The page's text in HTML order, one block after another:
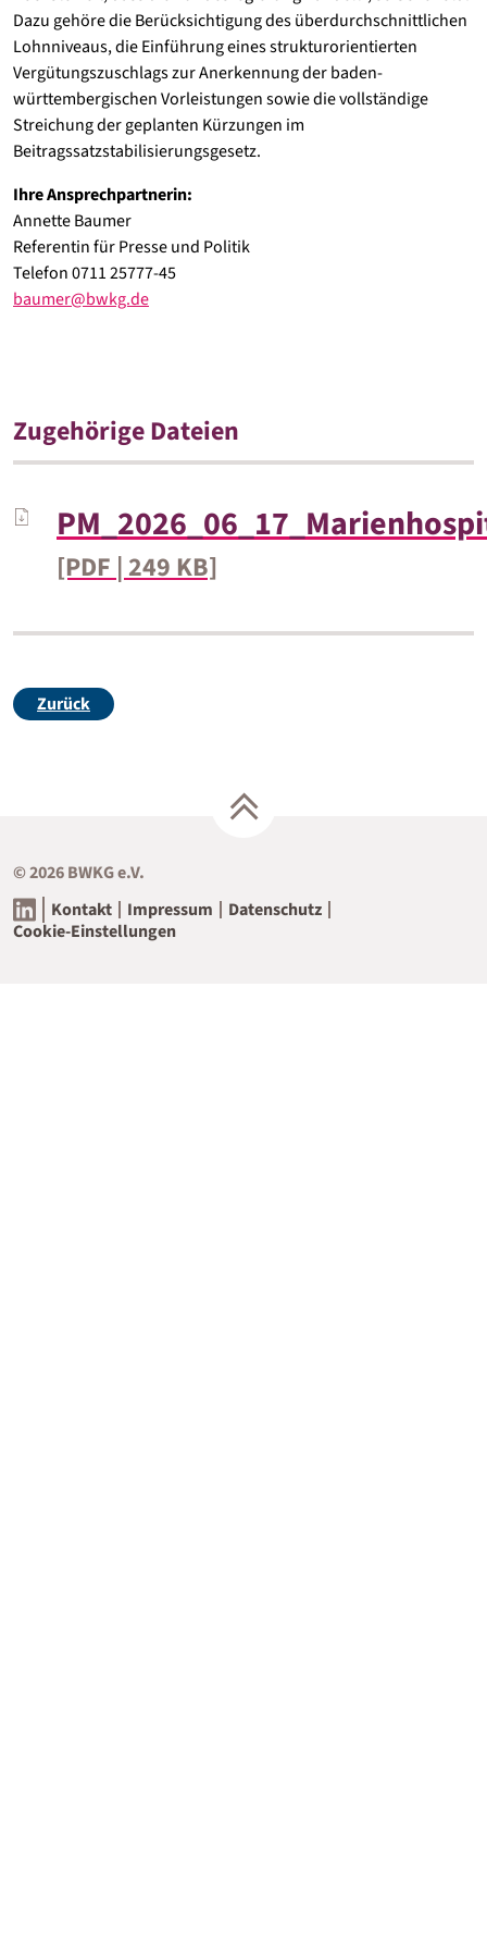
Dazu gehöre die Berücksichtigung des überdurchschnittlichen
Lohnniveaus, die Einführung eines strukturorientierten
Vergütungszuschlags zur Anerkennung der baden-
württembergischen Vorleistungen sowie die vollständige
Streichung der geplanten Kürzungen im
Beitragssatzstabilisierungsgesetz.
Ihre Ansprechpartnerin:
Annette Baumer
Referentin für Presse und Politik
Telefon 0711 25777-45
baumer@bwkg.de
Zugehörige Dateien
[PDF | 249 KB]
Zurück
© 2026 BWKG e.V.
Kontakt
Impressum
Datenschutz
Cookie-Einstellungen